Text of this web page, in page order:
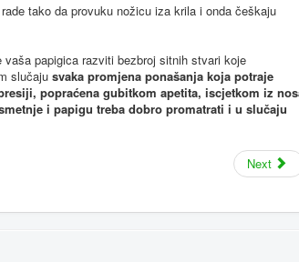
tako da provuku nožicu iza krila i onda češkaju
papigica razviti bezbroj sitnih stvari koje
slučaju svaka promjena ponašanja koja potraje
popraćena gubitkom apetita, iscjetkom iz
i papigu treba dobro promatrati i u slučaju
Next